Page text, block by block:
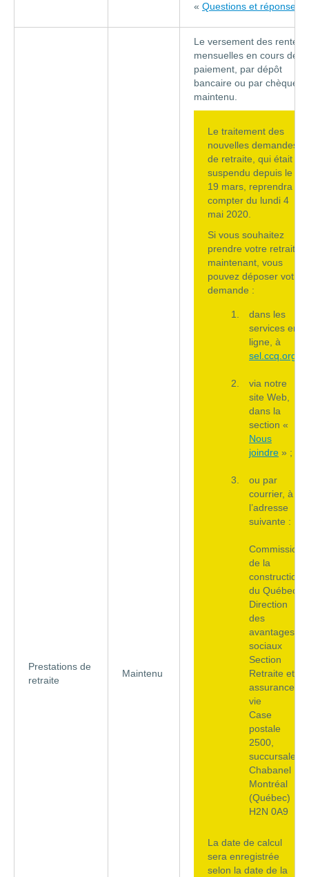
« Questions et réponses
Prestations de
retraite
Maintenu
Le versement des rentes
mensuelles en cours de
paiement, par dépôt
bancaire ou par chèque,
maintenu.
Le traitement des
nouvelles demandes
de retraite, qui était
suspendu depuis le
19 mars, reprendra à
compter du lundi 4
mai 2020.
Si vous souhaitez
prendre votre retraite
maintenant, vous
pouvez déposer votre
demande :
dans les
services en
ligne, à
sel.ccq.org
via notre
site Web,
dans la
section «
Nous
joindre » ;
ou par
courrier, à
l’adresse
suivante :
Commission
de la
construction
du Québec
Direction
des
avantages
sociaux
Section
Retraite et
assurance
vie
Case
postale
2500,
succursale
Chabanel
Montréal
(Québec)
H2N 0A9
La date de calcul
sera enregistrée
selon la date de la